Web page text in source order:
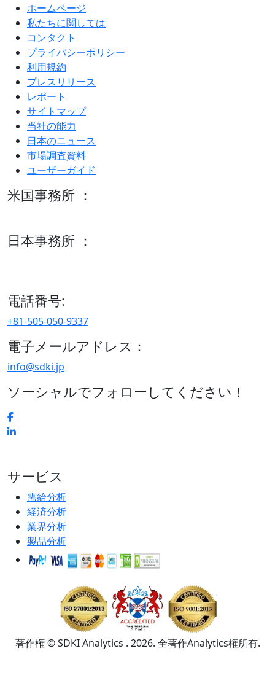
ホームページ
私たちに関しては
コンタクト
プライバシーポリシー
利用規約
プレスリリース
レポート
サイトマップ
当社の能力
日本のニュース
市場調査資料
ユーザーガイド
米国事務所 ：
日本事務所 ：
電話番号:
+81-505-050-9337
電子メールアドレス：
info@sdki.jp
ソーシャルでフォローしてください！
サービス
需給分析
経済分析
業界分析
製品分析
著作権 © SDKI Analytics . 2026. 全著作Analytics権所有.